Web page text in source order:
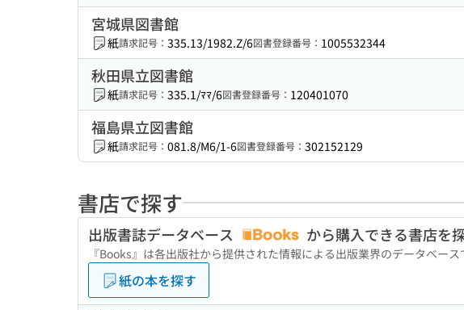
宮城県図書館
紙請求記号： 335.13/1982.Z/6図書登録番号： 1005532344
秋田県立図書館
紙請求記号： 335.1/ﾏﾏ/6図書登録番号： 120401070
福島県立図書館
紙請求記号： 081.8/M6/1-6図書登録番号： 302152129
書店で探す
出版書誌データベース から購入できる書店を
『Books』は各出版社から提供された情報による出版業界のデータベー
紙の本を探す